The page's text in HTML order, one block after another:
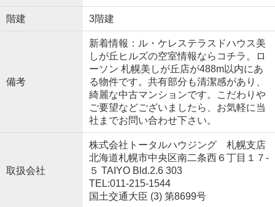
階建 3階建
備考
新着情報：ル・ケレステラスドハウス美
しが丘ヒルズの空室情報ならコチラ。ロ
ーソン 札幌美しが丘店が488m以内にあ
る物件です。共有部分も清潔感があり、
綺麗な中古マンションです。こだわりや
ご要望などございましたら、お気軽に当
社までお問い合わせ下さい。
取扱会社
株式会社トータルハウジング 札幌支店
北海道札幌市中央区南二条西６丁目１７‐
５ TAIYO Bld.2.6 303
TEL:011-215-1544
国土交通大臣 (3) 第8699号